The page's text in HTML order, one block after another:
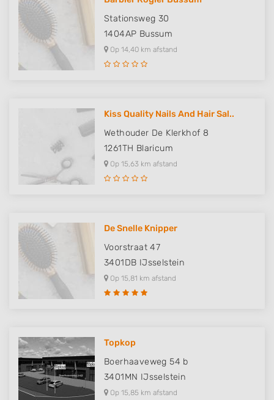
Stationsweg 30
1404AP Bussum
Op 14,40 km afstand
Kiss Quality Nails And Hair Sal..
Wethouder De Klerkhof 8
1261TH Blaricum
Op 15,63 km afstand
De Snelle Knipper
Voorstraat 47
3401DB IJsselstein
Op 15,81 km afstand
Topkop
Boerhaaveweg 54 b
3401MN IJsselstein
Op 15,85 km afstand